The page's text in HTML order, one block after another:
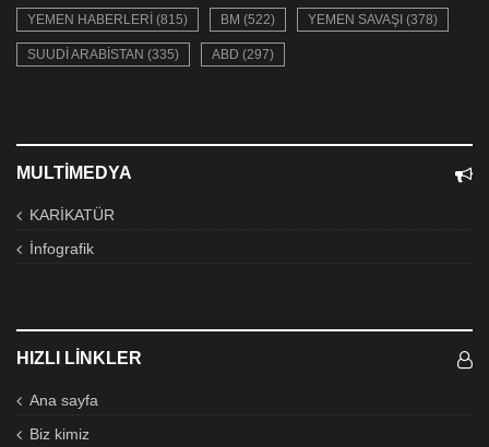
YEMEN HABERLERI (815) BM (522) YEMEN SAVAŞI (378)
SUUDI ARABISTAN (335) ABD (297)
MULTIMEDYA
KARİKATÜR
İnfografik
HIZLI LINKLER
Ana sayfa
Biz kimiz